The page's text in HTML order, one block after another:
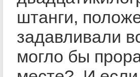
штанги,
задавливали
могло бы